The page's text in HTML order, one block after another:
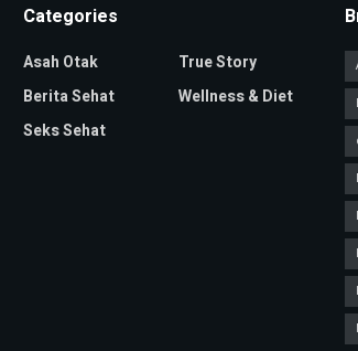
Categories
Asah Otak
Berita Sehat
Seks Sehat
True Story
Wellness & Diet